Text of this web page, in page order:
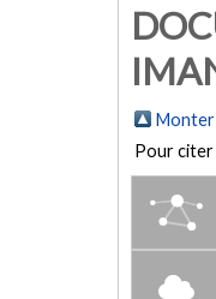
Monter
Pour